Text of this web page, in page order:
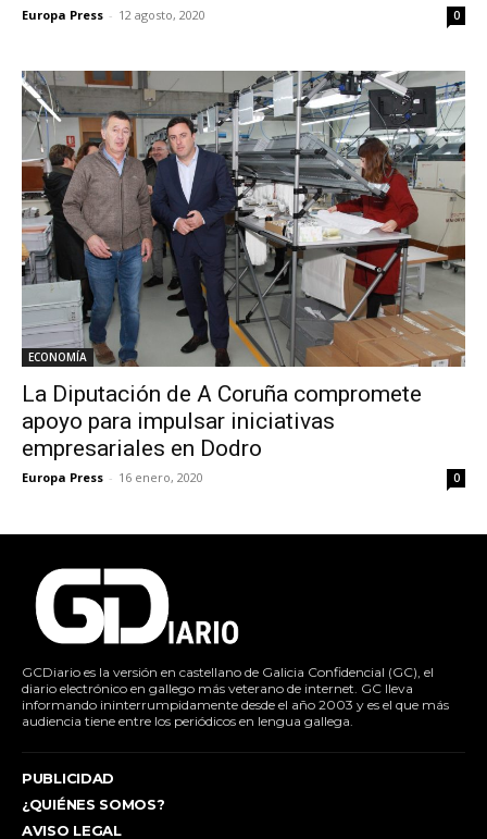
Europa Press - 12 agosto, 2020 0
ECONOMÍA
La Diputación de A Coruña compromete
apoyo para impulsar iniciativas
empresariales en Dodro
Europa Press - 16 enero, 2020 0
GCDiario es la versión en castellano de Galicia Confidencial (GC), el
diario electrónico en gallego más veterano de internet. GC lleva
informando ininterrumpidamente desde el año 2003 y es el que más
audiencia tiene entre los periódicos en lengua gallega.
PUBLICIDAD
¿QUIÉNES SOMOS?
AVISO LEGAL